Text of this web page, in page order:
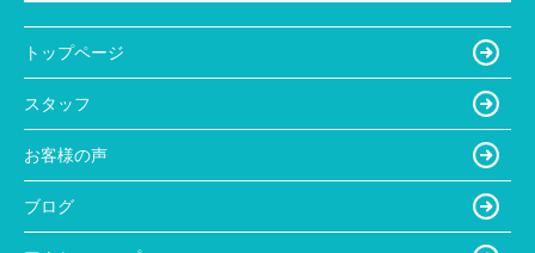
トップページ
スタッフ
お客様の声
ブログ